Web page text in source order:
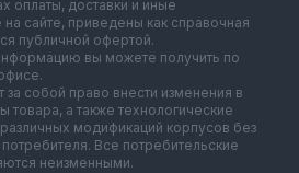
оплаты, доставки и иные
сайте, приведены как справочная
публичной офертой.
вы можете получить по
за собой право внести изменения в
товара, а также технологические
модификаций корпусов без
Все потребительские
неизменными.